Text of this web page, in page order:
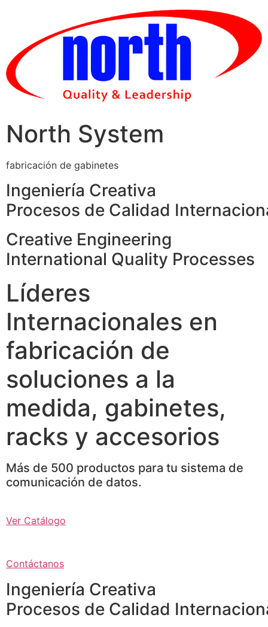
North System
fabricación de gabinetes
Ingeniería Creativa
Procesos de Calidad
Creative Engineering
International Quality Processes
Líderes
Internacionales en
fabricación de
soluciones a la
medida, gabinetes,
racks y accesorios
Más de 500 productos para tu sistema de
comunicación de datos.
Ver Catálogo
Contáctanos
Ingeniería Creativa
Procesos de Calidad